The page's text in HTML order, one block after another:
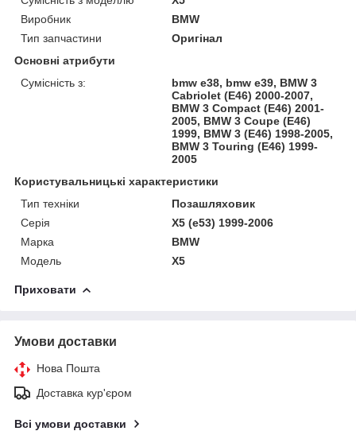
Виробник
BMW
Тип запчастини
Оригінал
Основні атрибути
Сумісність з:
bmw e38, bmw e39, BMW 3
Cabriolet (E46) 2000-2007,
BMW 3 Compact (E46) 2001-
2005, BMW 3 Coupe (E46)
1999, BMW 3 (E46) 1998-2005,
BMW 3 Touring (E46) 1999-
2005
Користувальницькі характеристики
Тип техніки
Позашляховик
Серія
X5 (e53) 1999-2006
Марка
BMW
Модель
X5
Приховати
Умови доставки
Нова Пошта
Доставка кур'єром
Всі умови доставки